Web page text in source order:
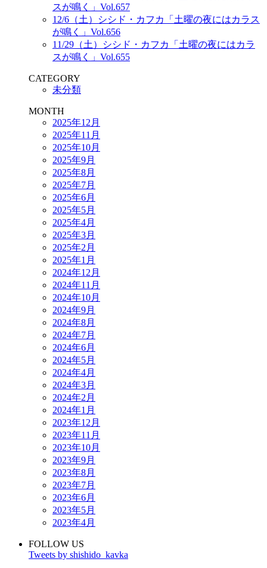
スが鳴く」Vol.657
12/6（土）シシド・カフカ「土曜の夜にはカラス
が鳴く」Vol.656
11/29（土）シシド・カフカ「土曜の夜にはカラ
スが鳴く」Vol.655
CATEGORY
未分類
MONTH
2025年12月
2025年11月
2025年10月
2025年9月
2025年8月
2025年7月
2025年6月
2025年5月
2025年4月
2025年3月
2025年2月
2025年1月
2024年12月
2024年11月
2024年10月
2024年9月
2024年8月
2024年7月
2024年6月
2024年5月
2024年4月
2024年3月
2024年2月
2024年1月
2023年12月
2023年11月
2023年10月
2023年9月
2023年8月
2023年7月
2023年6月
2023年5月
2023年4月
FOLLOW US
Tweets by shishido_kavka